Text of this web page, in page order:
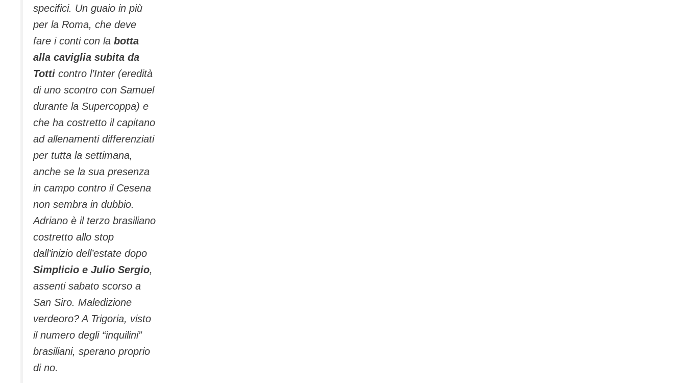
specifici. Un guaio in più
per la Roma, che deve
fare i conti con la botta
alla caviglia subita da
Totti contro l’Inter (eredità
di uno scontro con Samuel
durante la Supercoppa) e
che ha costretto il capitano
ad allenamenti differenziati
per tutta la settimana,
anche se la sua presenza
in campo contro il Cesena
non sembra in dubbio.
Adriano è il terzo brasiliano
costretto allo stop
dall’inizio dell’estate dopo
Simplicio e Julio Sergio,
assenti sabato scorso a
San Siro. Maledizione
verdeoro? A Trigoria, visto
il numero degli “inquilini”
brasiliani, sperano proprio
di no.